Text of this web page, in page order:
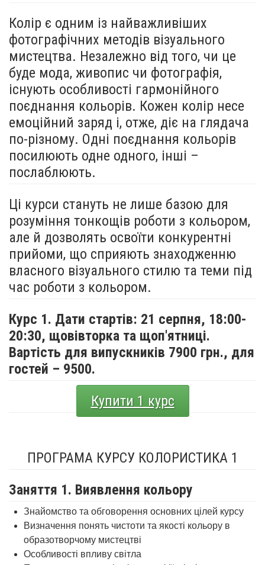
Колір є одним із найважливіших
фотографічних методів візуального
мистецтва. Незалежно від того, чи це
буде мода, живопис чи фотографія,
існують особливості гармонійного
поєднання кольорів. Кожен колір несе
емоційний заряд і, отже, діє на глядача
по-різному. Одні поєднання кольорів
посилюють одне одного, інші –
послаблюють.
Ці курси стануть не лише базою для
розуміння тонкощів роботи з кольором,
але й дозволять освоїти конкурентні
прийоми, що сприяють знаходженню
власного візуального стилю та теми під
час роботи з кольором.
Курс 1. Дати стартів: 21 серпня, 18:00-
20:30, щовівторка та щоп'ятниці.
Вартість для випускників 7900 грн., для
гостей – 9500.
Купити 1 курс
ПРОГРАМА КУРСУ КОЛОРИСТИКА 1
Заняття 1. Виявлення кольору
Знайомство та обговорення основних цілей курсу
Визначення понять чистоти та якості кольору в
образотворчому мистецтві
Особливості впливу світла